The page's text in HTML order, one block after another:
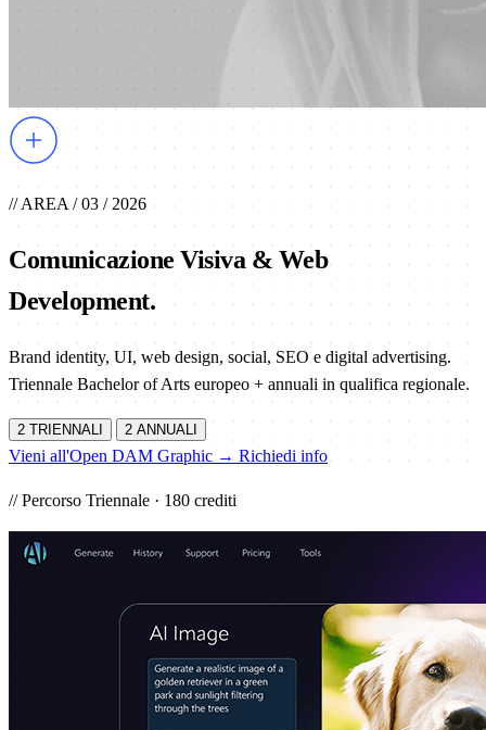
// AREA / 03 / 2026
Comunicazione Visiva & Web
Development.
Brand identity, UI, web design, social, SEO e digital advertising.
Triennale Bachelor of Arts europeo + annuali in qualifica regionale.
2 TRIENNALI 2 ANNUALI
Vieni all'Open DAM Graphic → Richiedi info
// Percorso Triennale · 180 crediti